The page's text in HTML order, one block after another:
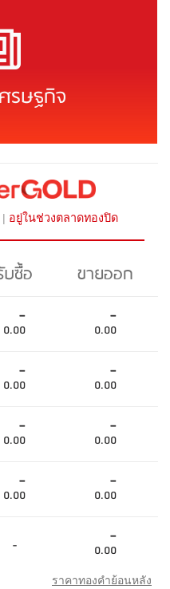
รษฐกิจ
อยู่ในช่วงตลาดทองปิด
บซื้อ
ขายออก
-
0.00
-
0.00
-
0.00
-
0.00
-
0.00
-
0.00
-
0.00
-
0.00
- -
0.00
ราคาทองคำย้อนหลัง